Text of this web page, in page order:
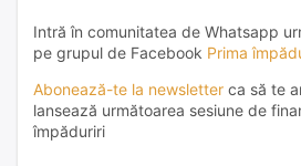
Intră în comunitatea de Whatsapp
pe grupul de Facebook Prima
Abonează-te la newsletter ca să te
lansează următoarea sesiune de
împăduriri